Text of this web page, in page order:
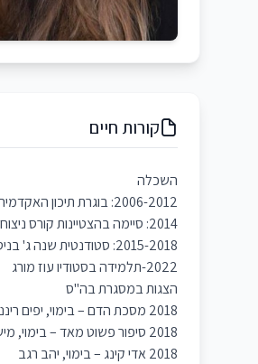
קורות חיים
השכלה
2006-2012: בוגרת תיכון האקדמיה למוסיקה בירושלים במגמה הקלאסית-ווקאלית
2014: סיימה בהצטיינות קורס ניצוח והלחנה לתזמורת כלי נשיפה
2015-2018: סטודנטית שנה ג' בניסן נתיב, ביה"ס למשחק המוביל בארץ
2022-תלמידה בסטודיו עוז מורג
הצגות במסגרת בה"ס
2018 מסכת הדם – בימוי, יפים ריננברג
2018 סיפור פשוט מאד – בימוי, מישה לוריא
2018 אדי קינג – בימוי, יהב רגב